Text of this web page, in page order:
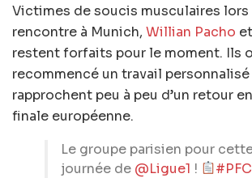
Victimes de soucis musculaires lors
rencontre à Munich, Willian Pacho et
restent forfaits pour le moment. Ils
recommencé un travail
rapprochent peu à peu d’un retour
finale européenne.
Le groupe parisien pour
journée de @Ligue1 !